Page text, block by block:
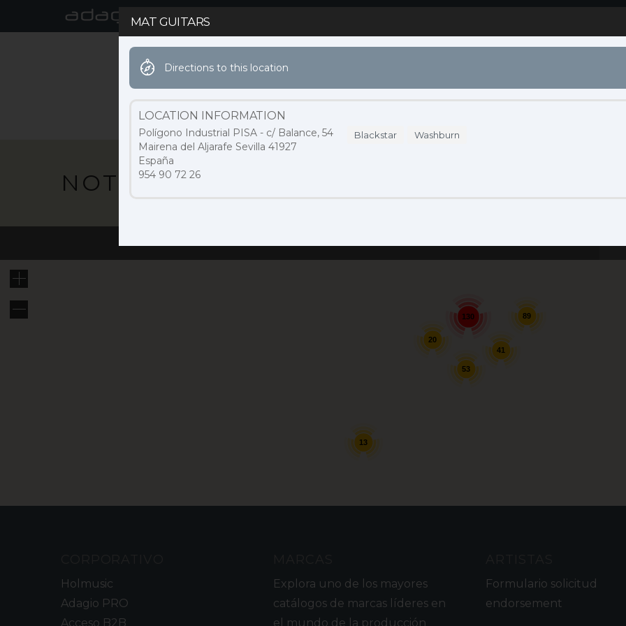
ACTUALIDAD MARCAS
NOTICIAS
130
13
53
89
41
20
Holmusic
Adagio PRO
Acceso B2B
Explora uno de los mayores
catálogos de marcas líderes en
el mundo de la producción
Formulario solicitud
endorsement
MAT GUITARS
Directions to this location
LOCATION INFORMATION
Polígono Industrial PISA - c/ Balance, 54
Mairena del Aljarafe Sevilla 41927
España
954 90 72 26
Blackstar Washburn